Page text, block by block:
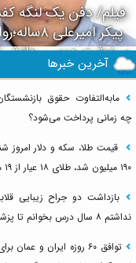
فیلم/ دفن یک لنگه
پیکر
سرنوشت دومین دانش
میناب بعد از
آخرین خبرها
مابه‌التفاوت حقوق
چه زمانی پرداخت می‌شود؟
۱۹۰ میلیون شد، طلای ۱۸ عیار از ۱۹ میلیون گذشت
بازداشت دو جراح زیبایی
نداشتم ۸ سال درس بخوانم تا پزشک شوم
توافق ۶۰ روزه ایران و